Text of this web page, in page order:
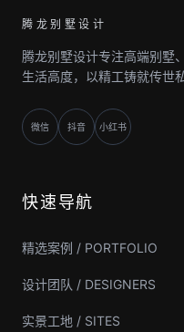
腾龙别墅设计
腾龙别墅设计专注高端别墅
生活高度，以精工铸就传世私
微信 抖音 小红书
快速导航
精选案例 / PORTFOLIO
设计团队 / DESIGNERS
实景工地 / SITES